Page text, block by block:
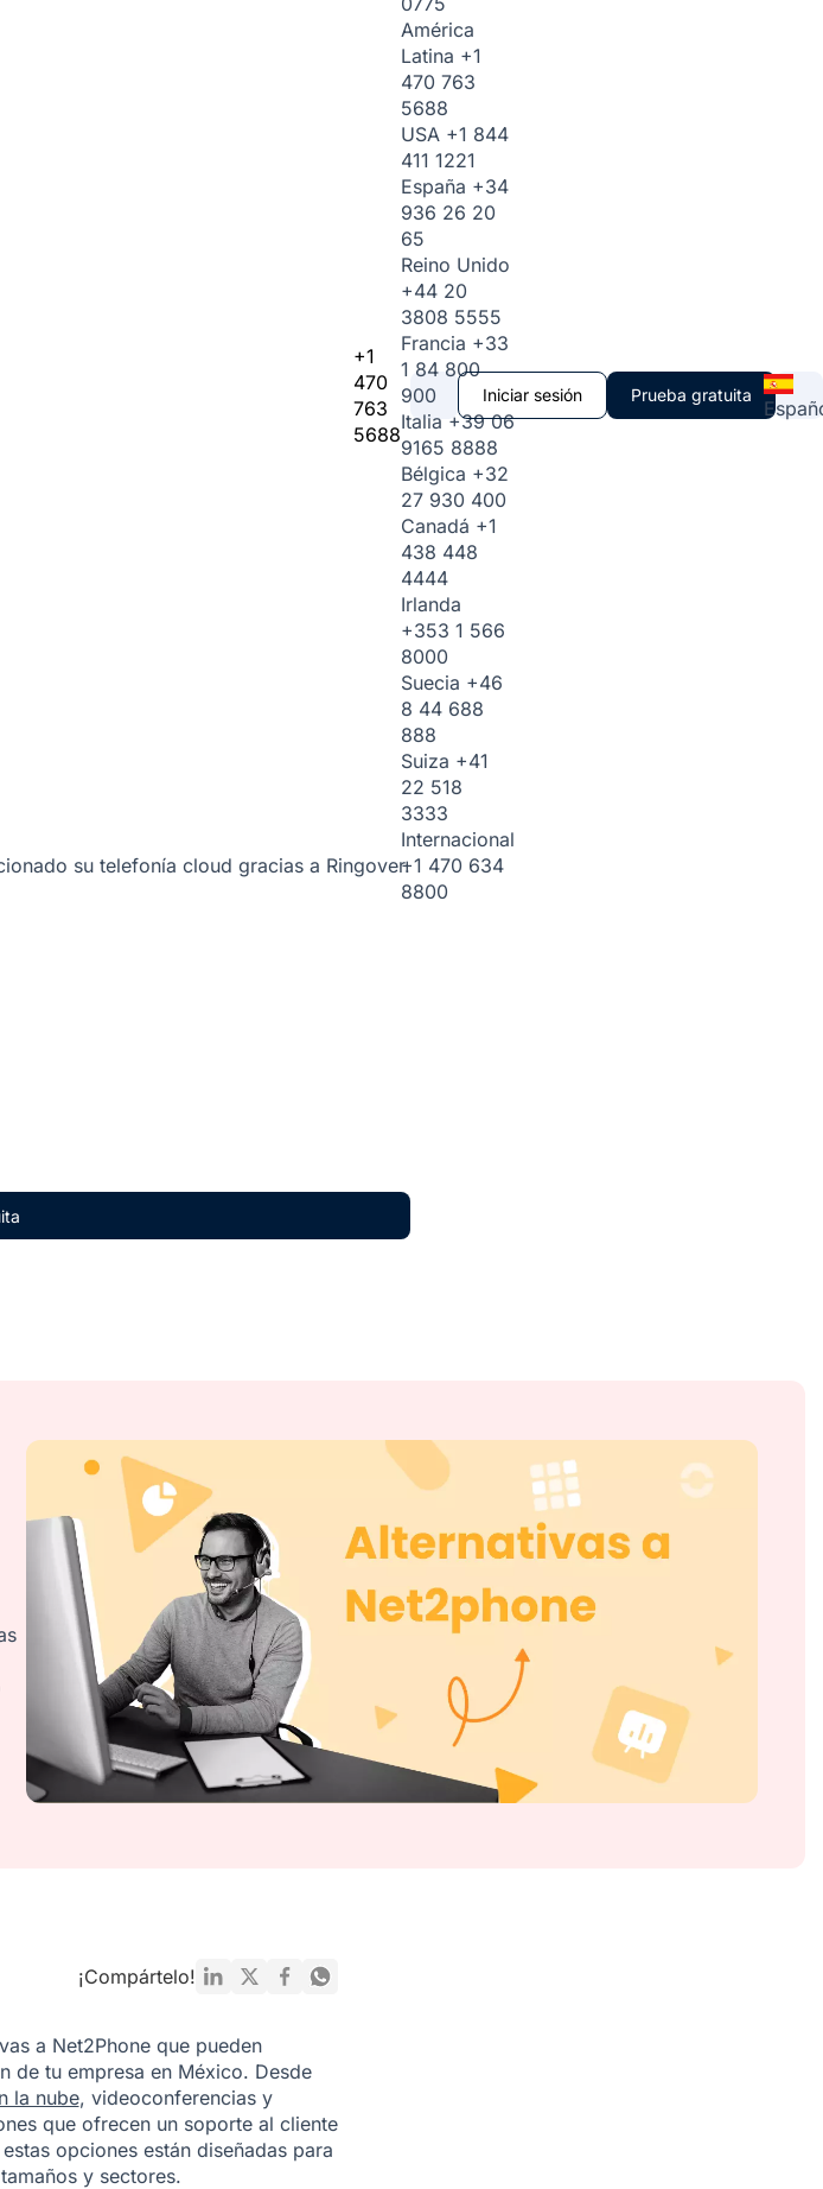
su telefonía cloud gracias a Ringover.
+1
470
763
5688
América
Latina +1
470 763
5688
USA +1 844
411 1221
España +34
936 26 20
65
Reino Unido
+44 20
3808 5555
Francia +33
1 84 800
900
Italia +39 06
9165 8888
Bélgica +32
27 930 400
Canadá +1
438 448
4444
Irlanda
+353 1 566
8000
Suecia +46
8 44 688
888
Suiza +41
22 518
3333
Internacional
+1 470 634
8800
Iniciar sesión Prueba gratuita
¡Compártelo!
a Net2Phone que pueden
de tu empresa en México. Desde
la nube, videoconferencias y
que ofrecen un soporte al cliente
opciones están diseñadas para
y sectores.